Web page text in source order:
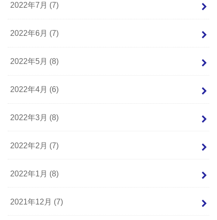
2022年7月 (7)
2022年6月 (7)
2022年5月 (8)
2022年4月 (6)
2022年3月 (8)
2022年2月 (7)
2022年1月 (8)
2021年12月 (7)